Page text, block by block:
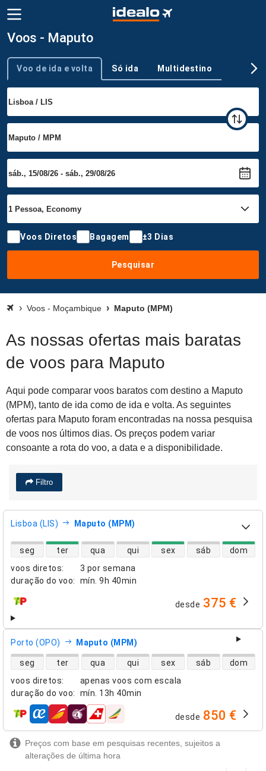
Voos - Maputo
Tipo de viagem
Voo de ida e volta Só ida Multidestino
Voos Diretos Bagagem ±3 Dias
Pesquisar
Voos - Moçambique Maputo (MPM)
As nossas ofertas mais baratas
de voos para Maputo
Aqui pode comparar voos baratos com destino a Maputo
(MPM), tanto de ida como de ida e volta. As seguintes
ofertas para Maputo foram encontradas na nossa pesquisa
de voos nos últimos dias. Os preços podem variar
consoante a rota do voo, a data e a disponibilidade.
Filtro
Lisboa (LIS) Maputo (MPM)
voos diretos:
3 por semana
duração do voo: mín. 9h 40min
disponibilidade de voos diretos
seg ter qua qui sex sáb dom
companhias aéreas desde 375 €
Porto (OPO) Maputo (MPM)
voos diretos:
apenas voos com escala
duração do voo: mín. 13h 40min
disponibilidade de voos diretos
seg ter qua qui sex sáb dom
companhias aéreas desde 850 €
Preços com base em pesquisas recentes, sujeitos a
alterações de última hora